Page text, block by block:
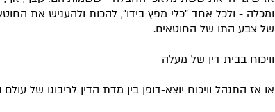
ומכלה - ולכל אחד "כלי מפץ בידו", להכות ולהעניש את
של צבע התו של החוטאים.
וויכוח בבית דין של מעלה
או אז התנהל וויכוח יוצא-דופן בין מדת הדין לריבונו של עולם